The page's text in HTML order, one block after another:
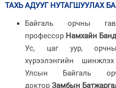
ТАХЬ АДУУГ НУТАГШУУЛАХ
Байгаль орчны
профессор Намхайн
Ус, цаг уур, орчны
хүрээлэнгийн
Улсын Байгаль
доктор Замбын